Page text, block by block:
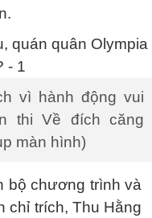
vì hành động vui
thi Về đích căng
màn hình)
bộ chương trình và
chỉ trích, Thu Hằng